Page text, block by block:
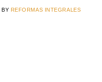
BY REFORMAS INTEGRALES